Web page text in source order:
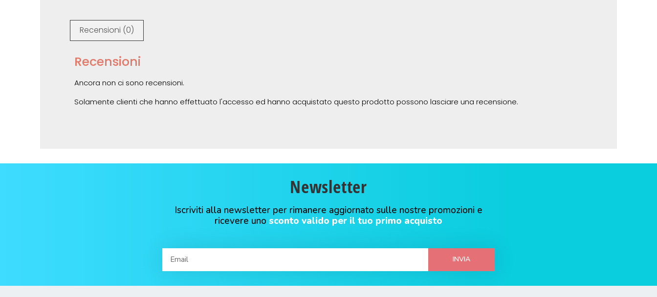
Recensioni (0)
Recensioni
Ancora non ci sono recensioni.
Solamente clienti che hanno effettuato l'accesso ed hanno acquistato questo prodotto possono lasciare una recensione.
Newsletter
Iscriviti alla newsletter per rimanere aggiornato sulle nostre promozioni e
ricevere uno sconto valido per il tuo primo acquisto
INVIA